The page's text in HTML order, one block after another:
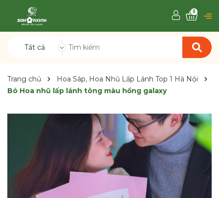
Tất cả
0
Trang chủ
Hoa Sáp, Hoa Nhũ Lấp Lánh Top 1 Hà Nội
Bó Hoa nhũ lấp lánh tông màu hồng galaxy